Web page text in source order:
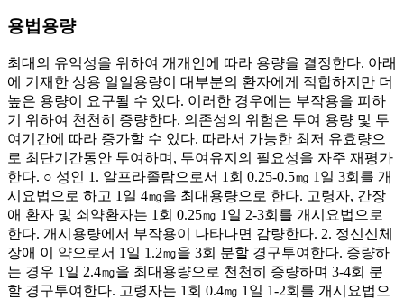
용법용량
최대의 유익성을 위하여 개개인에 따라 용량을 결정한다. 아래
에 기재한 상용 일일용량이 대부분의 환자에게 적합하지만 더
높은 용량이 요구될 수 있다. 이러한 경우에는 부작용을 피하
기 위하여 천천히 증량한다. 의존성의 위험은 투여 용량 및 투
여기간에 따라 증가할 수 있다. 따라서 가능한 최저 유효량으
로 최단기간동안 투여하며, 투여유지의 필요성을 자주 재평가
한다. ○ 성인 1. 알프라졸람으로서 1회 0.25-0.5㎎ 1일 3회를 개
시요법으로 하고 1일 4㎎을 최대용량으로 한다. 고령자, 간장
애 환자 및 쇠약환자는 1회 0.25㎎ 1일 2-3회를 개시요법으로
한다. 개시용량에서 부작용이 나타나면 감량한다. 2. 정신신체
장애 이 약으로서 1일 1.2㎎을 3회 분할 경구투여한다. 증량하
는 경우 1일 2.4㎎을 최대용량으로 천천히 증량하며 3-4회 분
할 경구투여한다. 고령자는 1회 0.4㎎ 1일 1-2회를 개시요법으